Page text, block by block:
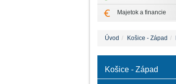
Majetok a financie
Úvod Košice - Západ
Košice - Západ